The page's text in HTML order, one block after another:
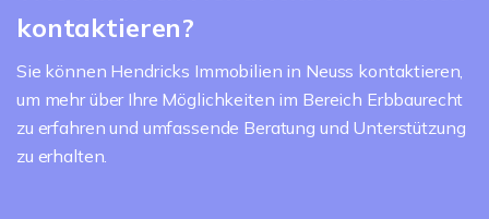
kontaktieren?
Sie können Hendricks Immobilien in Neuss kontaktieren,
um mehr über Ihre Möglichkeiten im Bereich Erbbaurecht
zu erfahren und umfassende Beratung und Unterstützung
zu erhalten.